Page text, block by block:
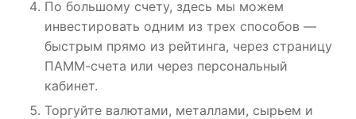
По большому счету, здесь мы можем
инвестировать одним из трех способов —
быстрым прямо из рейтинга, через страницу
ПАММ-счета или через персональный
кабинет.
Торгуйте валютами, металлами, сырьем и